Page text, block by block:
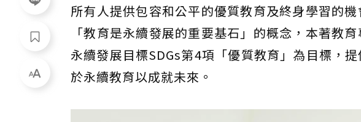
所有人提供包容和公平的優質教育及終身學習的
「教育是永續發展的重要基石」的概念，本著教
永續發展目標SDGs第4項「優質教育」為目標，
於永續教育以成就未來。